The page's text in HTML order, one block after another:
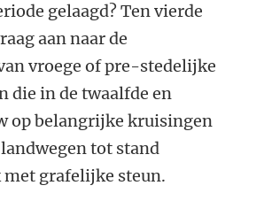
gelaagd? Ten vierde
aan naar de
vroege of pre-stedelijke
die in de twaalfde en
op belangrijke kruisingen
tot stand
met grafelijke steun.